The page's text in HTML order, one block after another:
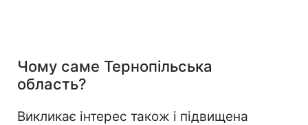
Чому саме Тернопільська
область?
Викликає інтерес також і підвищена